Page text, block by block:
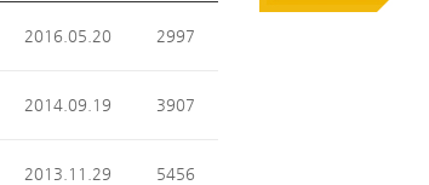
2016.05.20 2997
2014.09.19 3907
2013.11.29 5456